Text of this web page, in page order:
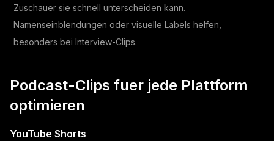
Zuschauer sie schnell unterscheiden kann.
Namenseinblendungen oder visuelle Labels helfen,
besonders bei Interview-Clips.
Podcast-Clips fuer jede Plattform
optimieren
YouTube Shorts